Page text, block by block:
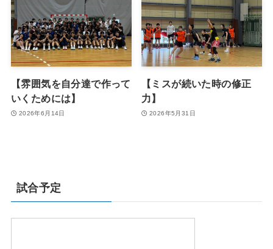
【雰囲気を自分達で作って
いくためには】
2026年6月14日
【ミスが続いた時の修正
力】
2026年5月31日
試合予定